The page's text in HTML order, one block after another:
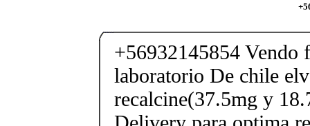
+56932145854 Vendo
laboratorio De chile
recalcine(37.5mg y